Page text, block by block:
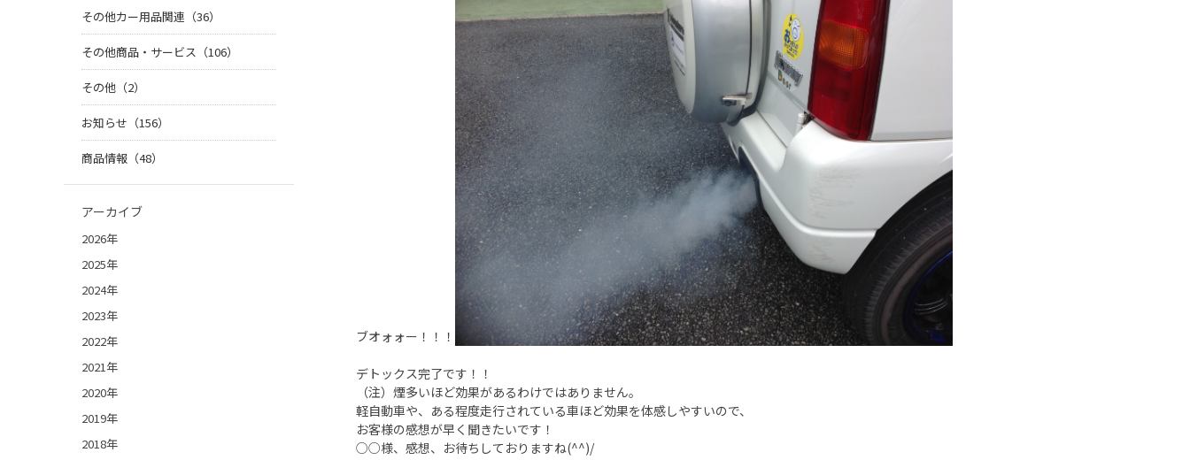
ブオォォー！！！
デトックス完了です！！
（注）煙多いほど効果があるわけではありません。
軽自動車や、ある程度走行されている車ほど効果を体感しやすいので、
お客様の感想が早く聞きたいです！
○○様、感想、お待ちしておりますね(^^)/
その他カー用品関連（36）
その他商品・サービス（106）
その他（2）
お知らせ（156）
商品情報（48）
アーカイブ
2026年
2025年
2024年
2023年
2022年
2021年
2020年
2019年
2018年